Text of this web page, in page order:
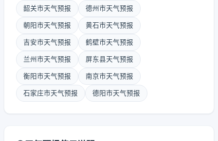
韶关市天气预报 德州市天气预报
朝阳市天气预报 黄石市天气预报
吉安市天气预报 鹤壁市天气预报
兰州市天气预报 屏东县天气预报
衡阳市天气预报 南京市天气预报
石家庄市天气预报 德阳市天气预报